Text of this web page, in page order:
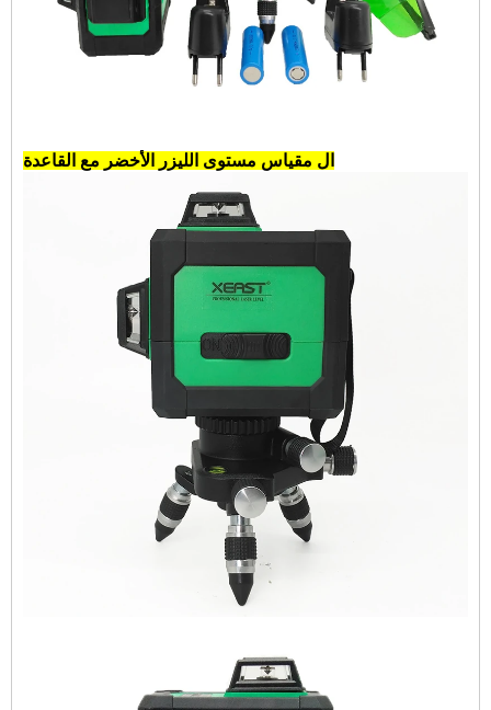
ال مقياس مستوى الليزر الأخضر مع القاعدة